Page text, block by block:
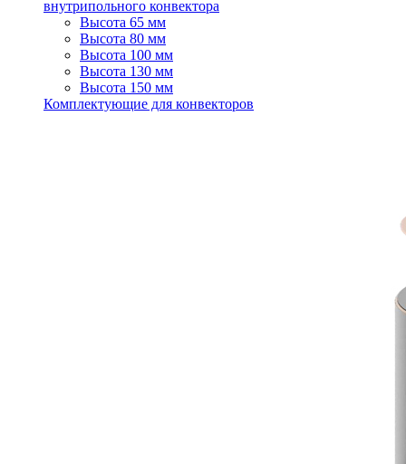
внутрипольного конвектора
Высота 65 мм
Высота 80 мм
Высота 100 мм
Высота 130 мм
Высота 150 мм
Комплектующие для конвекторов